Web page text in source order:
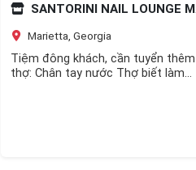
SANTORINI NAIL LOUNGE MARIETTA ( 30066)
Marietta, Georgia
Tiệm đông khách, cần tuyển thêm
thợ: Chân tay nước Thợ biết làm